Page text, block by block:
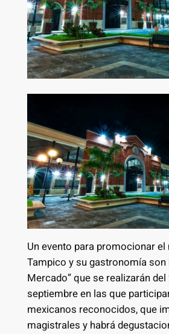
Un evento para promocionar
Tampico y su gastronomía son
Mercado” que se realizarán del
septiembre en las que
mexicanos reconocidos, que
magistrales y habrá